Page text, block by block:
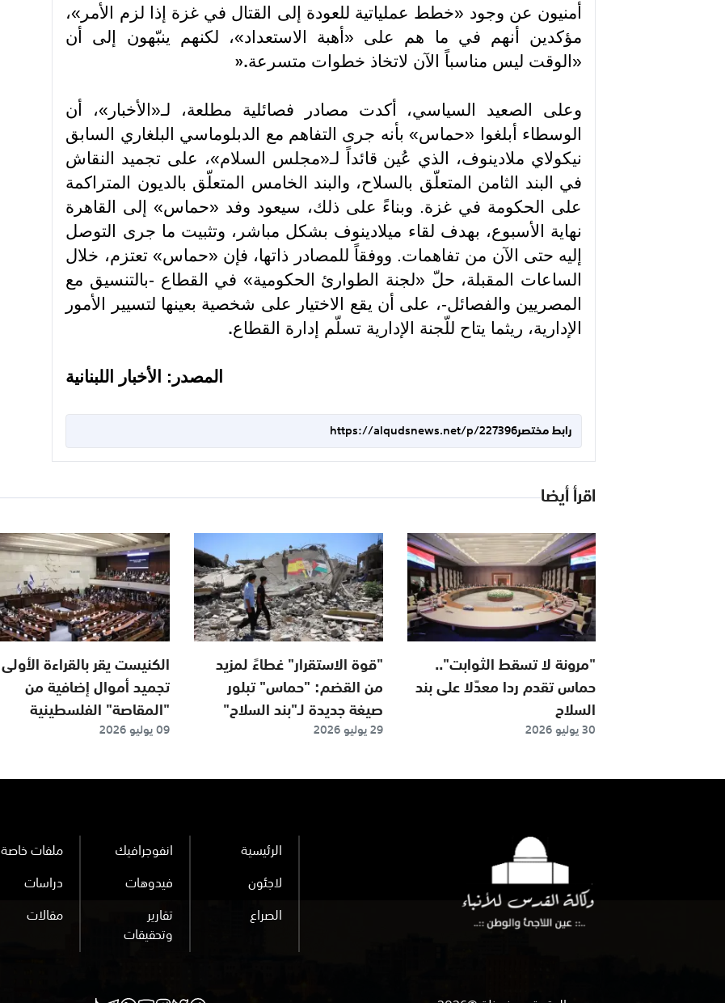
أمنيون عن وجود «خطط عملياتية للعودة إلى القتال في غزة إذا لزم الأمر»،
مؤكدين أنهم في ما هم على «أهبة الاستعداد»، لكنهم ينبّهون إلى أن
«الوقت ليس مناسباً الآن لاتخاذ خطوات متسرعة».
وعلى الصعيد السياسي، أكدت مصادر فصائلية مطلعة، لـ«الأخبار»، أن
الوسطاء أبلغوا «حماس» بأنه جرى التفاهم مع الدبلوماسي البلغاري السابق
نيكولاي ملادينوف، الذي عُين قائداً لـ«مجلس السلام»، على تجميد النقاش
في البند الثامن المتعلّق بالسلاح، والبند الخامس المتعلّق بالديون المتراكمة
على الحكومة في غزة. وبناءً على ذلك، سيعود وفد «حماس» إلى القاهرة
نهاية الأسبوع، بهدف لقاء ميلادينوف بشكل مباشر، وتثبيت ما جرى التوصل
إليه حتى الآن من تفاهمات. ووفقاً للمصادر ذاتها، فإن «حماس» تعتزم، خلال
الساعات المقبلة، حلّ «لجنة الطوارئ الحكومية» في القطاع -بالتنسيق مع
المصريين والفصائل-، على أن يقع الاختيار على شخصية بعينها لتسيير الأمور
الإدارية، ريثما يتاح للّجنة الإدارية تسلّم إدارة القطاع.
المصدر: الأخبار اللبنانية
رابط مختصرhttps://alqudsnews.net/p/227396
اقرأ أيضا
"مرونة لا تسقط الثوابت"..
حماس تقدم ردا معدّلا على بند
السلاح
30 يوليو 2026
"قوة الاستقرار" غطاءً لمزيد
من القضم: "حماس" تبلور
صيغة جديدة لـ"بند السلاح"
29 يوليو 2026
الكنيست يقر بالقراءة الأولى
تجميد أموال إضافية من
"المقاصة" الفلسطينية
09 يوليو 2026
الرئيسية انفوجرافيك ملفات خاصة
لاجئون فيدوهات دراسات
الصراع
تقارير
وتحقيقات
مقالات